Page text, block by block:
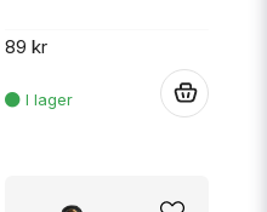
89 kr